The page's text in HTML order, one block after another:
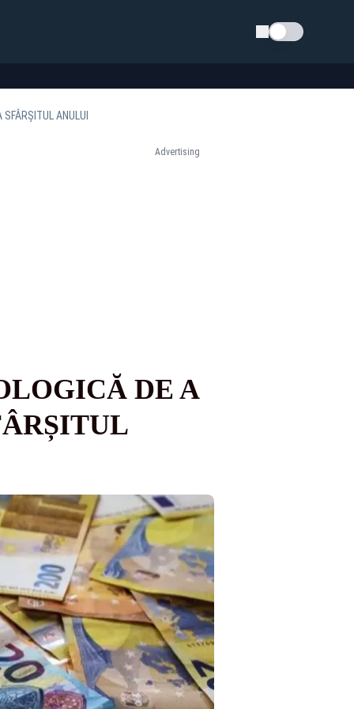
Schimba tema
ANULUI
Advertising
DE A